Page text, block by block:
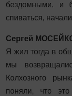
бездомными, и
спиваться,
Сергей
Я жил тогда в
мы
Колхозного
поняли, что